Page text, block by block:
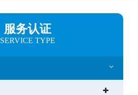
服务认证
SERVICE TYPE